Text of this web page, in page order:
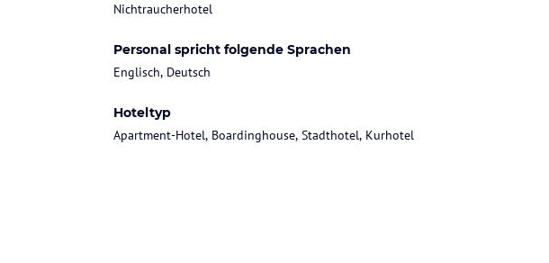
Nichtraucherhotel
Personal spricht folgende Sprachen
Englisch, Deutsch
Hoteltyp
Apartment-Hotel, Boardinghouse, Stadthotel, Kurhotel